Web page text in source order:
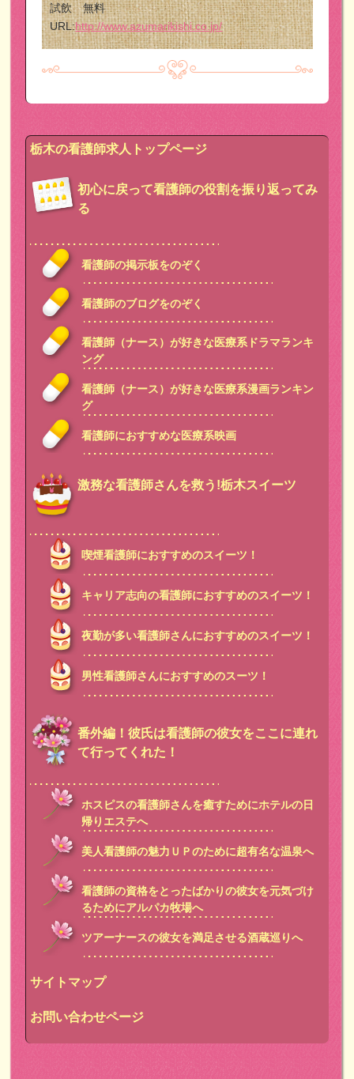
試飲 無料
URL:http://www.azumarikishi.co.jp/
栃木の看護師求人トップページ
初心に戻って看護師の役割を振り返ってみ
る
看護師の掲示板をのぞく
看護師のブログをのぞく
看護師（ナース）が好きな医療系ドラマランキ
ング
看護師（ナース）が好きな医療系漫画ランキン
グ
看護師におすすめな医療系映画
激務な看護師さんを救う!栃木スイーツ
喫煙看護師におすすめのスイーツ！
キャリア志向の看護師におすすめのスイーツ！
夜勤が多い看護師さんにおすすめのスイーツ！
男性看護師さんにおすすめのスーツ！
番外編！彼氏は看護師の彼女をここに連れ
て行ってくれた！
ホスピスの看護師さんを癒すためにホテルの日
帰りエステへ
美人看護師の魅力ＵＰのために超有名な温泉へ
看護師の資格をとったばかりの彼女を元気づけ
るためにアルパカ牧場へ
ツアーナースの彼女を満足させる酒蔵巡りへ
サイトマップ
お問い合わせページ